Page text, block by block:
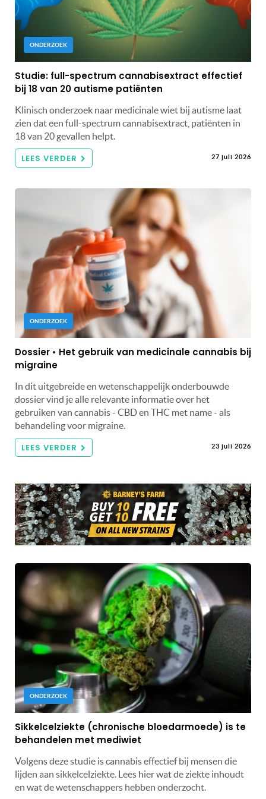
ONDERZOEK
Studie: full-spectrum cannabisextract effectief
bij 18 van 20 autisme patiënten
Klinisch onderzoek naar medicinale wiet bij autisme laat
zien dat een full-spectrum cannabisextract, patiënten in
18 van 20 gevallen helpt.
LEES VERDER 27 juli 2026
ONDERZOEK
Dossier • Het gebruik van medicinale cannabis bij
migraine
In dit uitgebreide en wetenschappelijk onderbouwde
dossier vind je alle relevante informatie over het
gebruiken van cannabis - CBD en THC met name - als
behandeling voor migraine.
LEES VERDER 23 juli 2026
ONDERZOEK
Sikkelcelziekte (chronische bloedarmoede) is te
behandelen met mediwiet
Volgens deze studie is cannabis effectief bij mensen die
lijden aan sikkelcelziekte. Lees hier wat de ziekte inhoudt
en wat de wetenschappers hebben onderzocht.